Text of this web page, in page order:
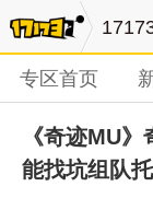
专区首页
《奇迹MU
能找坑组队